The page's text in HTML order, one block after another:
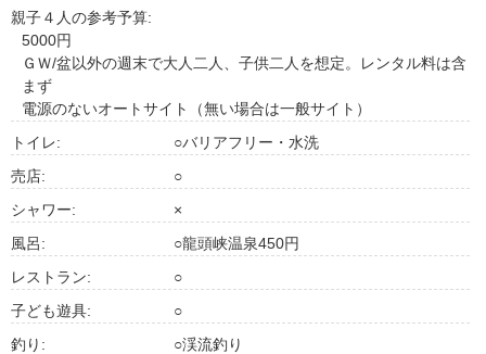
親子４人の参考予算:
5000円
ＧＷ/盆以外の週末で大人二人、子供二人を想定。レンタル料は含
まず
電源のないオートサイト（無い場合は一般サイト）
トイレ:
○バリアフリー・水洗
売店:
○
シャワー:
×
風呂:
○龍頭峡温泉450円
レストラン:
○
子ども遊具:
○
釣り:
○渓流釣り